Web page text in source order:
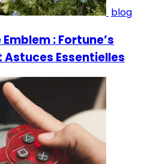
blog
: Fortune’s
Essentielles